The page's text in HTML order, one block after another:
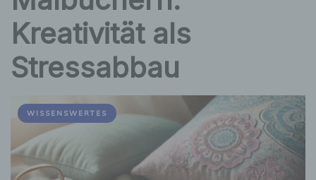
Kreativität als
Stressabbau
WISSENSWERTES